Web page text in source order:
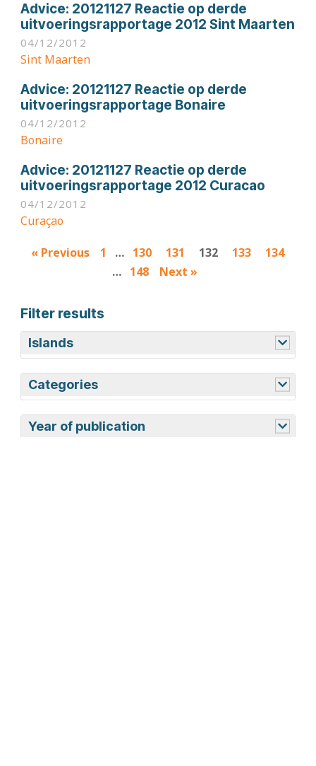
Advice: 20121127 Reactie op derde
uitvoeringsrapportage 2012 Sint Maarten
04/12/2012
Sint Maarten
Advice: 20121127 Reactie op derde
uitvoeringsrapportage Bonaire
04/12/2012
Bonaire
Advice: 20121127 Reactie op derde
uitvoeringsrapportage 2012 Curacao
04/12/2012
Curaçao
Results
« Previous 1 … 130 131 132 133
134
… 148 Next »
Filter results
Islands
Aruba
Bonaire
Curaçao
Saba
Sint Eustatius
Sint Maarten
Categories
Advices
Budget documents
Press Releases
Reports
Legislation
Year of publication